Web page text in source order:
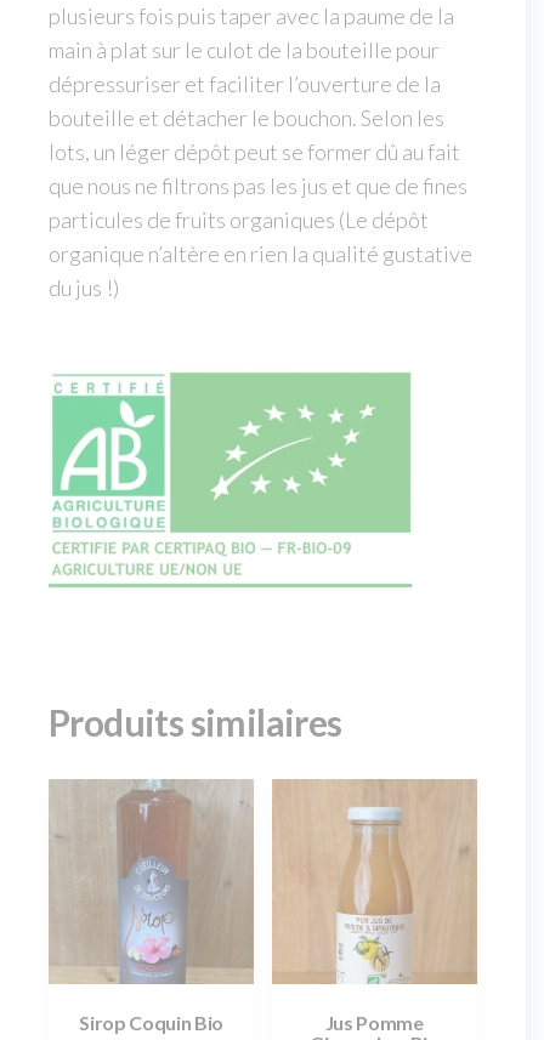
plusieurs fois puis taper avec la paume de la
main à plat sur le culot de la bouteille pour
dépressuriser et faciliter l’ouverture de la
bouteille et détacher le bouchon. Selon les
lots, un léger dépôt peut se former dû au fait
que nous ne filtrons pas les jus et que de fines
particules de fruits organiques (Le dépôt
organique n’altère en rien la qualité gustative
du jus !)
Produits similaires
Sirop Coquin Bio
Jus Pomme